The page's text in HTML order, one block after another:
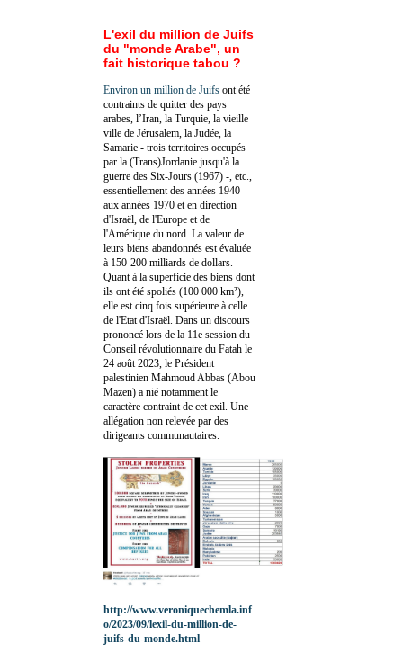
L'exil du million de Juifs
du "monde Arabe", un
fait historique tabou ?
Environ un million de Juifs ont été
contraints de quitter des pays
arabes, l’Iran, la Turquie, la vieille
ville de Jérusalem, la Judée, la
Samarie - trois territoires occupés
par la (Trans)Jordanie jusqu'à la
guerre des Six-Jours (1967) -, etc.,
essentiellement des années 1940
aux années 1970 et en direction
d'Israël, de l'Europe et de
l'Amérique du nord. La valeur de
leurs biens abandonnés est évaluée
à 150-200 milliards de dollars.
Quant à la superficie des biens dont
ils ont été spoliés (100 000 km²),
elle est cinq fois supérieure à celle
de l'Etat d'Israël. Dans un discours
prononcé lors de la 11e session du
Conseil révolutionnaire du Fatah le
24 août 2023, le Président
palestinien Mahmoud Abbas (Abou
Mazen) a nié notamment le
caractère contraint de cet exil. Une
allégation non relevée par des
dirigeants communautaires.
http://www.veroniquechemla.inf
o/2023/09/lexil-du-million-de-
juifs-du-monde.html